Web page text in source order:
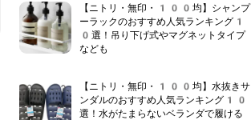
【ニトリ・無印・100均】シャンプ
ーラックのおすすめ人気ランキング1
0選！吊り下げ式やマグネットタイプ
なども
【ニトリ・無印・100均】水抜きサ
ンダルのおすすめ人気ランキング10
選！水がたまらないベランダで履ける